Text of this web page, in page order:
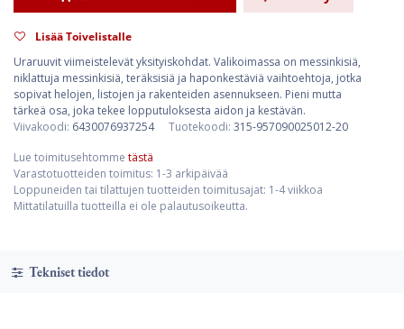
Lisää Toivelistalle
Uraruuvit viimeistelevät yksityiskohdat. Valikoimassa on messinkisiä,
niklattuja messinkisiä, teräksisiä ja haponkestäviä vaihtoehtoja, jotka
sopivat helojen, listojen ja rakenteiden asennukseen. Pieni mutta
tärkeä osa, joka tekee lopputuloksesta aidon ja kestävän.
Viivakoodi: 6430076937254 Tuotekoodi: 315-957090025012-20
Lue toimitusehtomme tästä
Varastotuotteiden toimitus: 1-3 arkipäivää
Loppuneiden tai tilattujen tuotteiden toimitusajat: 1-4 viikkoa
Mittatilatuilla tuotteilla ei ole palautusoikeutta.
Tekniset tiedot